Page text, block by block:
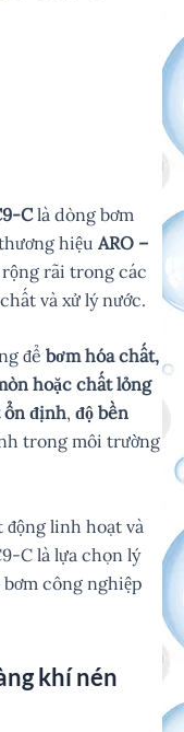
Clà dòng bơm
hiệu ARO –
rãi trong các
và xử lý nước.
để bơm hóa chất,
hoặc chất lỏng
ổn định, độ bền
trong môi trường
linh hoạt và
C là lựa chọn lý
công nghiệp
khí nén